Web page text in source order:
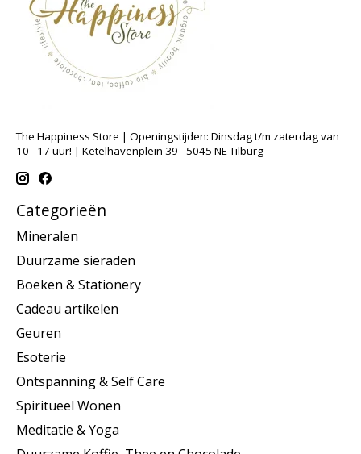
The Happiness Store | Openingstijden: Dinsdag t/m zaterdag van
10 - 17 uur! | Ketelhavenplein 39 - 5045 NE Tilburg
Categorieën
Mineralen
Duurzame sieraden
Boeken & Stationery
Cadeau artikelen
Geuren
Esoterie
Ontspanning & Self Care
Spiritueel Wonen
Meditatie & Yoga